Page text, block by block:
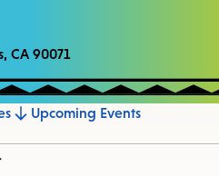
CA 90071
Upcoming Events